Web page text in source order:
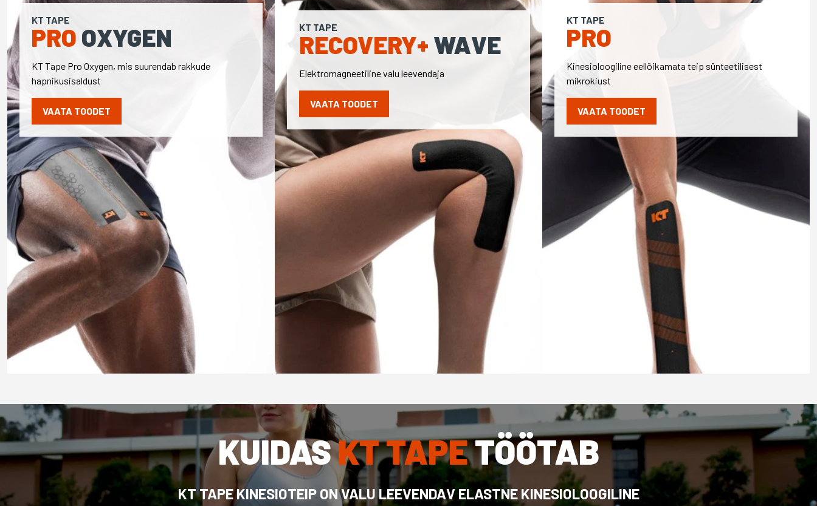
KT TAPE
PRO OXYGEN
KT Tape Pro Oxygen, mis suurendab rakkude
hapnikusisaldust
VAATA TOODET
KT TAPE
RECOVERY+ WAVE
Elektromagneetiline valu leevendaja
VAATA TOODET
KT TAPE
PRO
Kinesioloogiline eellõikamata teip sünteetilisest
mikrokiust
VAATA TOODET
KUIDASKT TAPETÖÖTAB
KT TAPE KINESIOTEIP ON VALU LEEVENDAV ELASTNE KINESIOLOOGILINE